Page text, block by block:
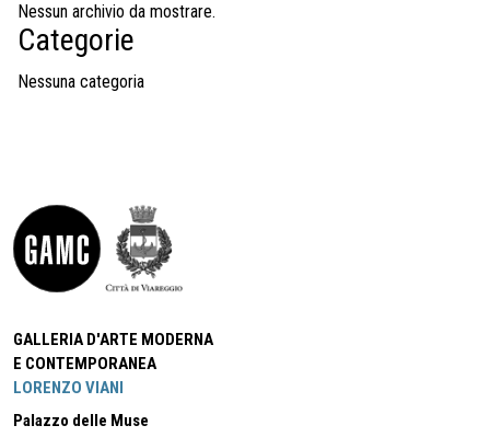
Nessun archivio da mostrare.
Categorie
Nessuna categoria
GALLERIA D'ARTE MODERNA
E CONTEMPORANEA
LORENZO VIANI
Palazzo delle Muse